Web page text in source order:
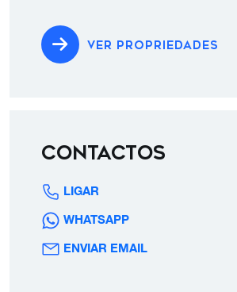
VER PROPRIEDADES
Contactos
LIGAR
WHATSAPP
ENVIAR EMAIL